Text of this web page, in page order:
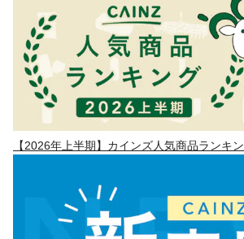
【2026年上半期】カインズ人気商品ランキ